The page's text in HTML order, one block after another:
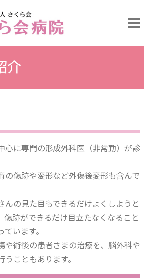
介
心に専門の形成外科医（非常勤）が診
の傷跡や変形など外傷後変形も含んで
んの見た目もできるだけよくしようと
傷跡ができるだけ目立たなくなること
います。
や術後の患者さまの治療を、脳外科や
こともあります。